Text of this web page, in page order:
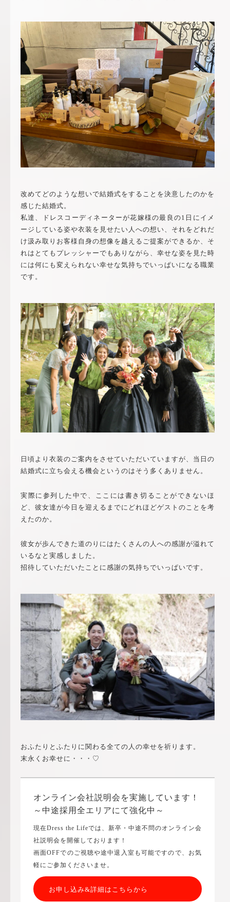
改めてどのような想いで結婚式をすることを決意したのかを
感じた結婚式。
私達、ドレスコーディネーターが花嫁様の最良の1日にイメ
ージしている姿や衣装を見せたい人への想い、それをどれだ
け汲み取りお客様自身の想像を越えるご提案ができるか、そ
れはとてもプレッシャーでもありながら、幸せな姿を見た時
には何にも変えられない幸せな気持ちでいっぱいになる職業
です。
日頃より衣装のご案内をさせていただいていますが、当日の
結婚式に立ち会える機会というのはそう多くありません。
実際に参列した中で、ここには書き切ることができないほ
ど、彼女達が今日を迎えるまでにどれほどゲストのことを考
えたのか。
彼女が歩んできた道のりにはたくさんの人への感謝が溢れて
いるなと実感しました。
招待していただいたことに感謝の気持ちでいっぱいです。
おふたりとふたりに関わる全ての人の幸せを祈ります。
末永くお幸せに・・・♡
オンライン会社説明会を実施しています！
～中途採用全エリアにて強化中～
現在Dress the Lifeでは、新卒・中途不問のオンライン会
社説明会を開催しております！
画面OFFでのご視聴や途中退入室も可能ですので、お気
軽にご参加くださいませ。
お申し込み&詳細はこちらから